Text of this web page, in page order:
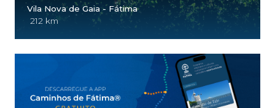
Vila Nova de Gaia - Fátima
212 km